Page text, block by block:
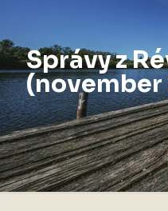
Správy z
(november